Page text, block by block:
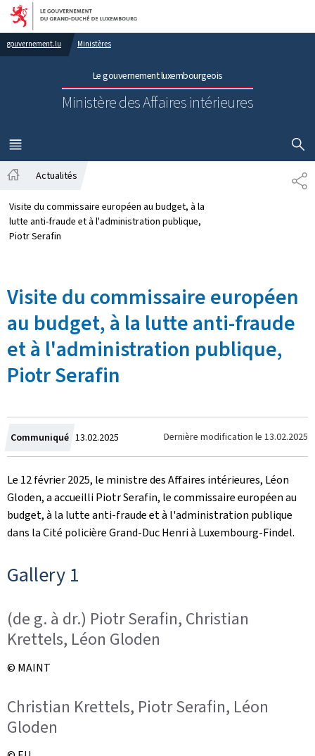
Aller au menu principal
Aller au contenu
gouvernement.lu Ministères
Le gouvernement luxembourgeois
Ministère des Affaires intérieures
MENU
PRINCIPAL
Actualités
Visite du commissaire européen au budget, à la
lutte anti-fraude et à l'administration publique,
Piotr Serafin
Visite du commissaire européen
au budget, à la lutte anti-fraude
et à l'administration publique,
Piotr Serafin
Communiqué Crée
le
13.02.2025 Dernière modification le 13.02.2025
Le 12 février 2025, le ministre des Affaires intérieures, Léon
Gloden, a accueilli Piotr Serafin, le commissaire européen au
budget, à la lutte anti-fraude et à l'administration publique
dans la Cité policière Grand-Duc Henri à Luxembourg-Findel.
Gallery 1
(de g. à dr.) Piotr Serafin, Christian
Krettels, Léon Gloden
© MAINT
Christian Krettels, Piotr Serafin, Léon
Gloden